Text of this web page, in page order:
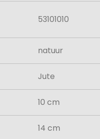
53101010
natuur
Jute
10 cm
14 cm